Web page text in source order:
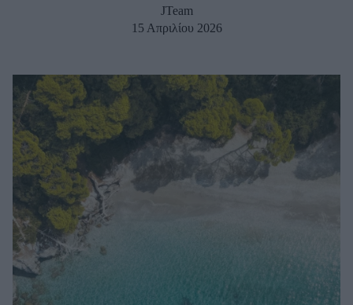
Beauty News
Well being
Ψυχολογία
Υγεία + Διατροφή
Σχέσεις & Σεξ
Fitness
Woman Power
Parenting
JTeam
15 Απριλίου 2026